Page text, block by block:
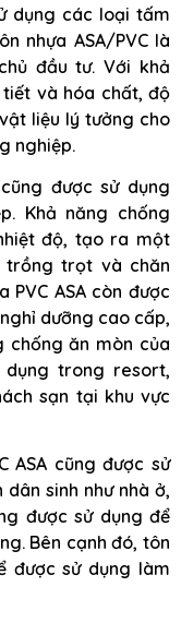
dụng các loại tấm
nhựa ASA/PVC là
đầu tư. Với khả
và hóa chất, độ
liệu lý tưởng cho
nghiệp.
được sử dụng
Khả năng chống
độ, tạo ra một
trồng trọt và chăn
PVC ASA còn được
dưỡng cao cấp,
chống ăn mòn của
dụng trong resort,
sạn tại khu vực
ASA cũng được sử
sinh như nhà ở,
được sử dụng để
Bên cạnh đó, tôn
được sử dụng làm